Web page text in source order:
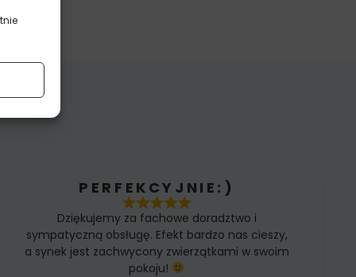
PERFEKCYJNIE:)
Dziękujemy za fachowe doradztwo i
sympatyczną obsługę. Efekt bardzo nas cieszy,
a synek jest zachwycony zwierzątkami w swoim
pokoju!